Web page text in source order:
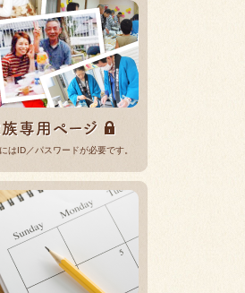
はID／パスワードが必要です。